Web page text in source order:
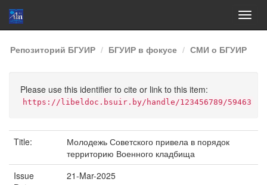
Skip
navigation
Репозиторий БГУИР БГУИР в фокусе СМИ о БГУИР
Please use this identifier to cite or link to this item:
https://libeldoc.bsuir.by/handle/123456789/59463
Title:
Молодежь Советского привела в порядок
территорию Военного кладбища
Issue
21-Mar-2025